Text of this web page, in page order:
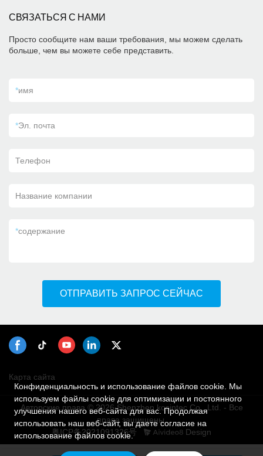
СВЯЗАТЬСЯ С НАМИ
Просто сообщите нам ваши требования, мы можем сделать
больше, чем вы можете себе представить.
*имя
*Эл. почта
Телефон
Название компании
*содержание
ОТПРАВИТЬ ЗАПРОС СЕЙЧАС
Карта сайта
Авторские права © 2026 Shenzhen kosintec Co., Ltd. - Все
права защищены.
粤ICP备2021091326号
Design
Конфиденциальность и использование файлов cookie. Мы
используем файлы cookie для оптимизации и постоянного
улучшения нашего веб-сайта для вас. Продолжая
использовать наш веб-сайт, вы даете согласие на
использование файлов cookie.